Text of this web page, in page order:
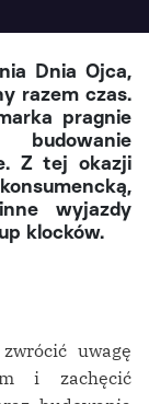
Dnia Ojca,
razem czas.
pragnie
Z tej okazji
wyjazdy
klocków.
uwagę
i zachęcić